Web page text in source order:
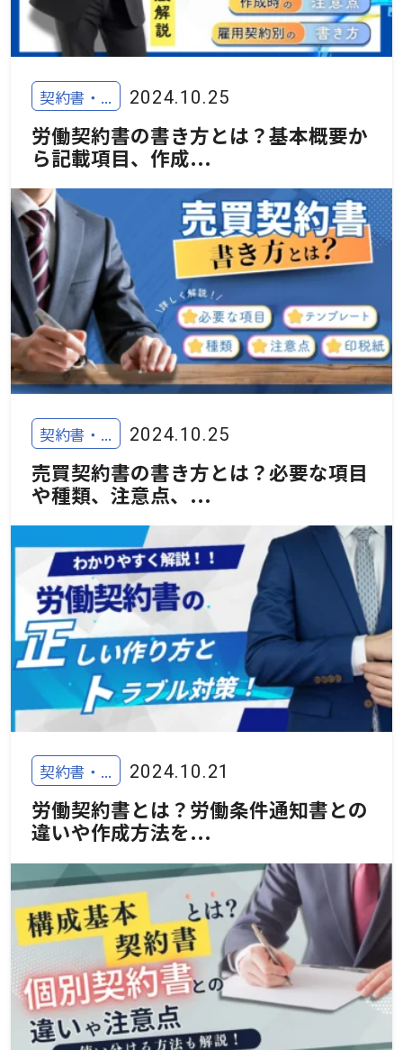
契約書・... 2024.10.25
労働契約書の書き方とは？基本概要か
ら記載項目、作成...
契約書・... 2024.10.25
売買契約書の書き方とは？必要な項目
や種類、注意点、...
契約書・... 2024.10.21
労働契約書とは？労働条件通知書との
違いや作成方法を...